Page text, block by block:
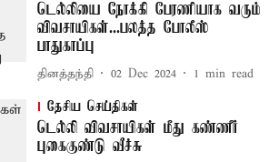
டெல்லியை நோக்கி பேரணியாக வரும்
விவசாயிகள்...பலத்த போலீஸ்
பாதுகாப்பு
தினத்தந்தி 02 Dec 2024 1 min read
தேசிய செய்திகள்
டெல்லி விவசாயிகள் மீது கண்ணீர்
புகைகுண்டு வீச்சு